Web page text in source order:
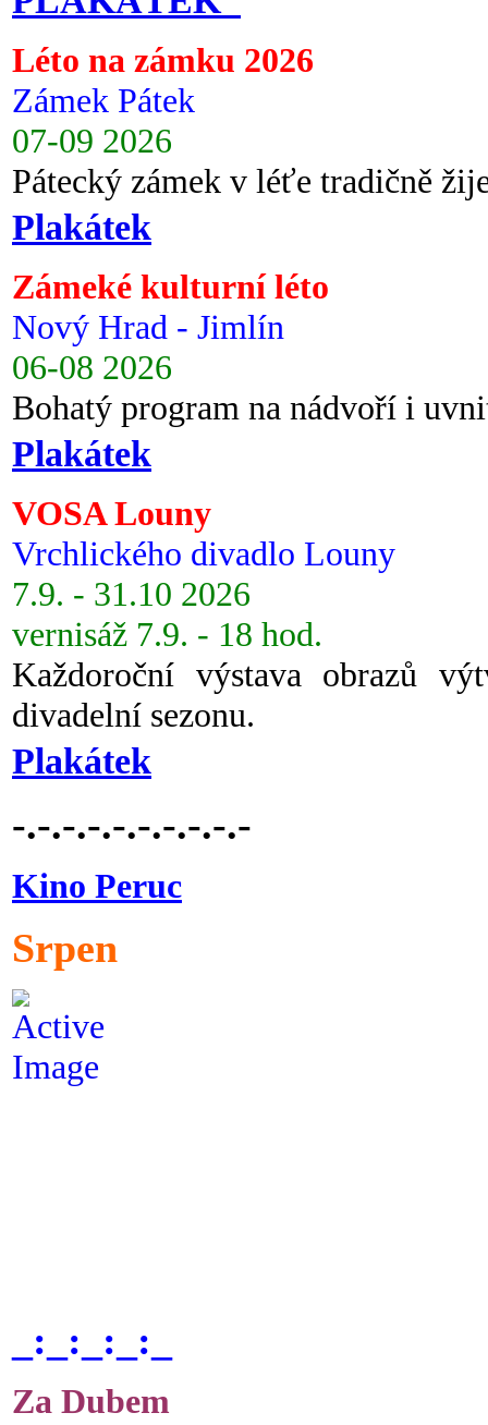
Léto na zámku 2026
Zámek Pátek
07-09 2026
Pátecký zámek v léťe tradičně
Plakátek
Zámeké kulturní léto
Nový Hrad - Jimlín
06-08 2026
Bohatý program na nádvoří i
Plakátek
VOSA Louny
Vrchlického divadlo Louny
7.9. - 31.10 2026
vernisáž 7.9. - 18 hod.
Každoroční výstava obrazů
divadelní sezonu.
Plakátek
-.-.-.-.-.-.-.-.-.-
Kino Peruc
Srpen
_:_:_:_:_
Za Dubem